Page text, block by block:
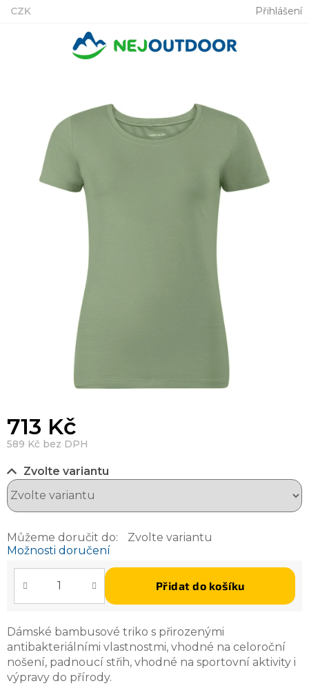
Přejít
CZK Přihlášení
713 Kč
589 Kč bez DPH
Zvolte variantu
Můžeme doručit do:
Zvolte variantu
Možnosti doručení
Přidat do košíku
Dámské bambusové triko s přirozenými
antibakteriálními vlastnostmi, vhodné na celoroční
nošení, padnoucí střih, vhodné na sportovní aktivity i
výpravy do přírody.